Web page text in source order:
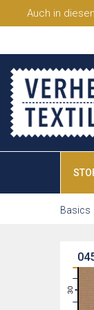
Auch in
Basics
29
30